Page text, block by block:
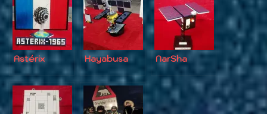
Astérix Hayabusa NarSha